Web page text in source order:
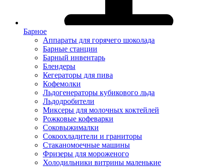
Барное
Аппараты для горячего шоколада
Барные станции
Барный инвентарь
Блендеры
Кегераторы для пива
Кофемолки
Льдогенераторы кубикового льда
Льдодробители
Миксеры для молочных коктейлей
Рожковые кофеварки
Соковыжималки
Сокоохладители и граниторы
Стаканомоечные машины
Фризеры для мороженого
Холодильники витрины маленькие